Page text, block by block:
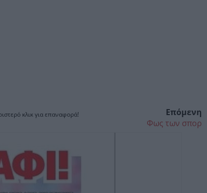
κλικ για επαναφορά!
Επόμενη
Φως των σπορ